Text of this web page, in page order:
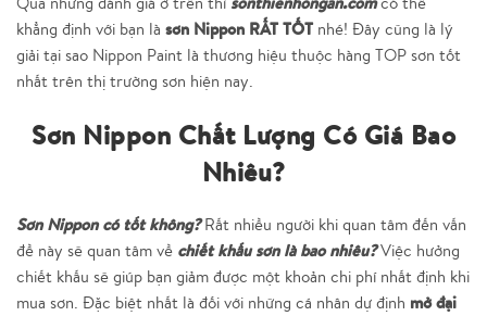
khẳng định với bạn là sơn Nippon RẤT TỐT nhé! Đây cũng là lý
giải tại sao Nippon Paint là thương hiệu thuộc hàng TOP sơn tốt
nhất trên thị trường sơn hiện nay.
Sơn Nippon Chất Lượng Có Giá Bao
Nhiêu?
Sơn Nippon có tốt không?Rất nhiều người khi quan tâm đến vấn
đề này sẽ quan tâm về chiết khấu sơn là bao nhiêu?Việc hưởng
chiết khấu sẽ giúp bạn giảm được một khoản chi phí nhất định khi
mua sơn. Đặc biệt nhất là đối với những cá nhân dự định mở đại